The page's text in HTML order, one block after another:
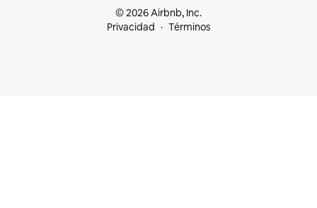
© 2026 Airbnb, Inc.
Privacidad
Términos